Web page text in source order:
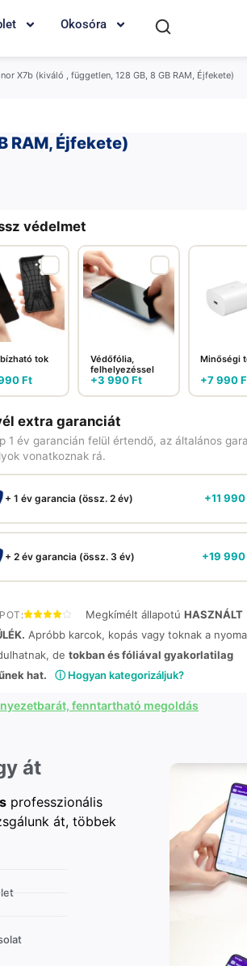
Okosóra
X7b (kiváló , független, 128 GB, 8 GB RAM, Éjfekete)
RAM, Éjfekete)
védelmet
tok
Ft
Védőfólia,
felhelyezéssel
+3 990Ft
Minőségi
+7 990
extra garanciát
1 év garancián felül értendő, az általános
vonatkoznak rá.
+ 1 év garancia (össz. 2 év) +11 990
+ 2 év garancia (össz. 3 év) +19 990
Megkímélt állapotú HASZNÁLT
Apróbb karcok, kopás vagy toknak a
de tokban és fóliával gyakorlatilag
hat.
ⓘ Hogyan kategorizáljuk?
fenntartható megoldás
át
professzionális
át, többek